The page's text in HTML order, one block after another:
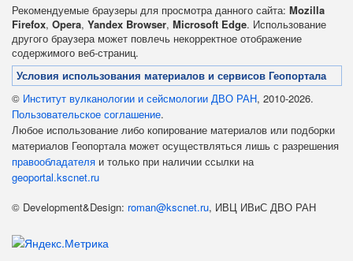
Рекомендуемые браузеры для просмотра данного сайта: Mozilla
Firefox, Opera, Yandex Browser, Microsoft Edge. Использование
другого браузера может повлечь некорректное отображение
содержимого веб-страниц.
Условия использования материалов и сервисов Геопортала
© Институт вулканологии и сейсмологии ДВО РАН, 2010-2026.
Пользовательское соглашение.
Любое использование либо копирование материалов или подборки
материалов Геопортала может осуществляться лишь с разрешения
правообладателя и только при наличии ссылки на
geoportal.kscnet.ru
© Development&Design: roman@kscnet.ru, ИВЦ ИВиС ДВО РАН